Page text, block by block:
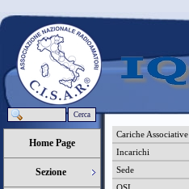
Cerca
Home Page
Sezione
Cariche Associative
Incarichi
Sede